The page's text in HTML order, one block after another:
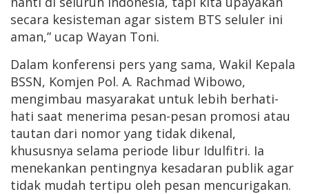
secara kesisteman agar sistem BTS seluler ini
aman,” ucap Wayan Toni.
Dalam konferensi pers yang sama, Wakil Kepala
BSSN, Komjen Pol. A. Rachmad Wibowo,
mengimbau masyarakat untuk lebih berhati-
hati saat menerima pesan-pesan promosi atau
tautan dari nomor yang tidak dikenal,
khususnya selama periode libur Idulfitri. Ia
menekankan pentingnya kesadaran publik agar
tidak mudah tertipu oleh pesan mencurigakan.